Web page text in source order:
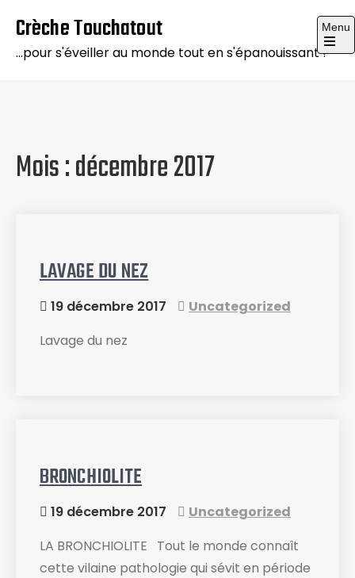
content
Crèche Touchatout
…pour s'éveiller au monde tout en s'épanouissant !
Menu
Mois :décembre 2017
LAVAGE DU NEZ
19 décembre 2017
Uncategorized
Lavage du nez
BRONCHIOLITE
19 décembre 2017
Uncategorized
LA BRONCHIOLITE Tout le monde connaît
cette vilaine pathologie qui sévit en période